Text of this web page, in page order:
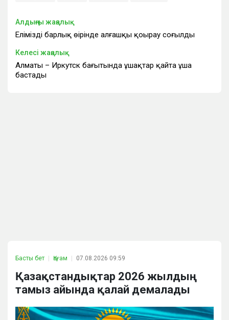
Алдыңғы жаңалық
Еліміздің барлық өңірінде алғашқы қоңырау соғылды
Келесі жаңалық
Алматы – Иркутск бағытында ұшақтар қайта ұша
бастады
Басты бет Қоғам 07.08.2026 09:59
Қазақстандықтар 2026 жылдың
тамыз айында қалай демалады